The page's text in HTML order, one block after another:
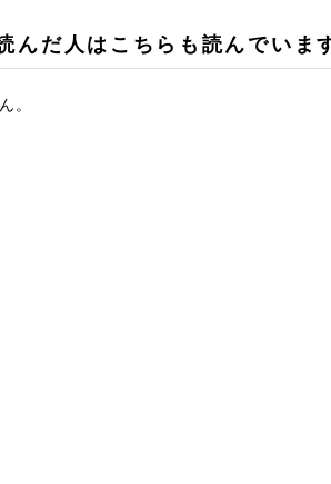
んだ人はこちらも読んでいま
。